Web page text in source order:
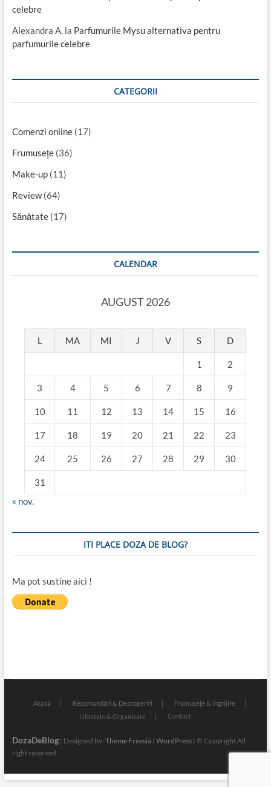
celebre
Alexandra A.la Parfumurile Mysu alternativa pentru
parfumurile celebre
CATEGORII
Comenzi online(17)
Frumusețe(36)
Make-up(11)
Review(64)
Sănătate(17)
CALENDAR
AUGUST 2026
L MA MI J V S D
1 2
3 4 5 6 7 8 9
10 11 12 13 14 15 16
17 18 19 20 21 22 23
24 25 26 27 28 29 30
31
« nov.
ITI PLACE DOZA DE BLOG?
Ma pot sustine aici !
Acasa Recomandări & Descoperiri
Frumusețe & Îngrijire
Lifestyle & Organizare
Contact
DozaDeBlog| Designed by: Theme Freesia| WordPress| © Copyright All
right reserved